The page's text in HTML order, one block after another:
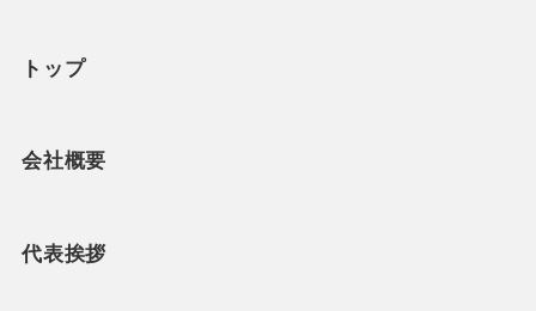
トップ
会社概要
代表挨拶